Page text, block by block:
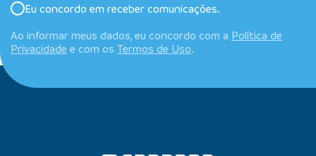
Eu concordo em receber comunicações.
Ao informar meus dados, eu concordo com a Política de
Privacidade e com os Termos de Uso.